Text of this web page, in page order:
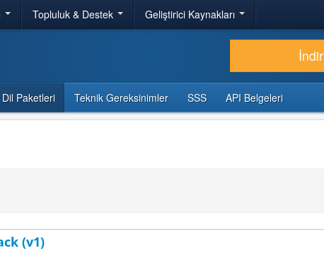
Topluluk & Destek Geliştirici Kaynakları
İndir
Dil Paketleri Teknik Gereksinimler SSS API Belgeleri
(v1)